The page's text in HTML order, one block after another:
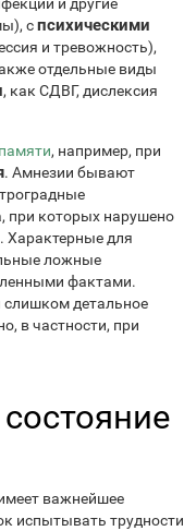
спсихическими
и тревожность),
отдельные виды
, как СДВГ, дислексия
, например, при
. Амнезии бывают
при которых нарушено
Характерные для
ложные
фактами.
слишком детальное
в частности, при
важнейшее
испытывать трудности